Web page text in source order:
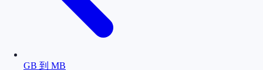
GB 到 MB